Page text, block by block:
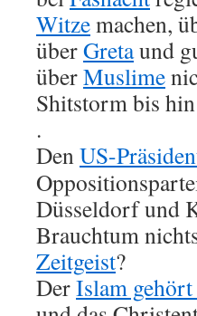
Witzemachen,
überGretaund
überMuslime
Shitstorm bis
.
DenUS-
Düsseldorf und
Brauchtum
Zeitgeist?
DerIslam